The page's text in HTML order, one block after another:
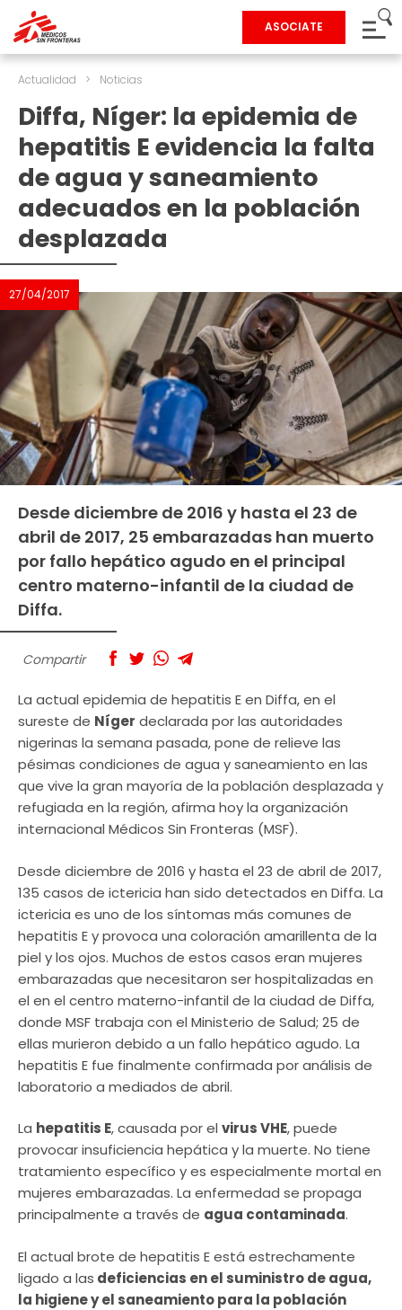
ASOCIATE
Actualidad > Noticias
Diffa, Níger: la epidemia de
hepatitis E evidencia la falta
de agua y saneamiento
adecuados en la población
desplazada
27/04/2017
Desde diciembre de 2016 y hasta el 23 de
abril de 2017, 25 embarazadas han muerto
por fallo hepático agudo en el principal
centro materno-infantil de la ciudad de
Diffa.
Compartir
La actual epidemia de hepatitis E en Diffa, en el
sureste de Níger declarada por las autoridades
nigerinas la semana pasada, pone de relieve las
pésimas condiciones de agua y saneamiento en las
que vive la gran mayoría de la población desplazada y
refugiada en la región, afirma hoy la organización
internacional Médicos Sin Fronteras (MSF).
Desde diciembre de 2016 y hasta el 23 de abril de 2017,
135 casos de ictericia han sido detectados en Diffa. La
ictericia es uno de los síntomas más comunes de
hepatitis E y provoca una coloración amarillenta de la
piel y los ojos. Muchos de estos casos eran mujeres
embarazadas que necesitaron ser hospitalizadas en
el en el centro materno-infantil de la ciudad de Diffa,
donde MSF trabaja con el Ministerio de Salud; 25 de
ellas murieron debido a un fallo hepático agudo. La
hepatitis E fue finalmente confirmada por análisis de
laboratorio a mediados de abril.
La hepatitis E, causada por el virus VHE, puede
provocar insuficiencia hepática y la muerte. No tiene
tratamiento específico y es especialmente mortal en
mujeres embarazadas. La enfermedad se propaga
principalmente a través de agua contaminada.
El actual brote de hepatitis E está estrechamente
ligado a las deficiencias en el suministro de agua,
la higiene y el saneamiento para la población